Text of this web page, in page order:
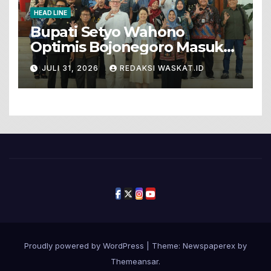
HEAD LINE
Bupati Setyo Wahono
Optimis Bojonegoro Masuk
Unesco Global Geopark
JULI 31, 2026 REDAKSI WASKAT.ID
Proudly powered by WordPress
Theme: Newspaperex by
Themeansar.